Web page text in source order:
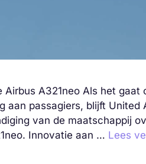
A321neo Als het gaat
aan passagiers, blijft United
van de maatschappij
Innovatie aan … Lees